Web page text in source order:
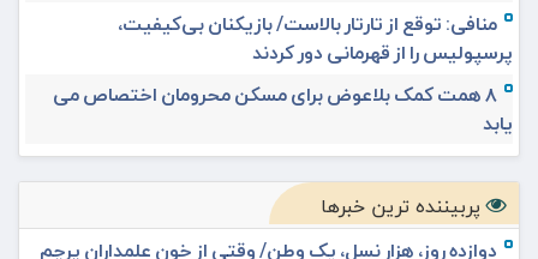
منافی: توقع از تارتار بالاست/ بازیکنان بی‌کیفیت،
پرسپولیس را از قهرمانی دور کردند
۸ همت کمک بلاعوض برای مسکن محرومان اختصاص می
یابد
پربیننده ترین خبرها
دوازده روز، هزار نسل، یک وطن/ وقتی از خون علمداران پرچم